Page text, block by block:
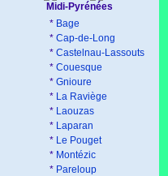
Midi-Pyrénées
* Bage
* Cap-de-Long
* Castelnau-Lassouts
* Couesque
* Gnioure
* La Raviège
* Laouzas
* Laparan
* Le Pouget
* Montézic
* Pareloup